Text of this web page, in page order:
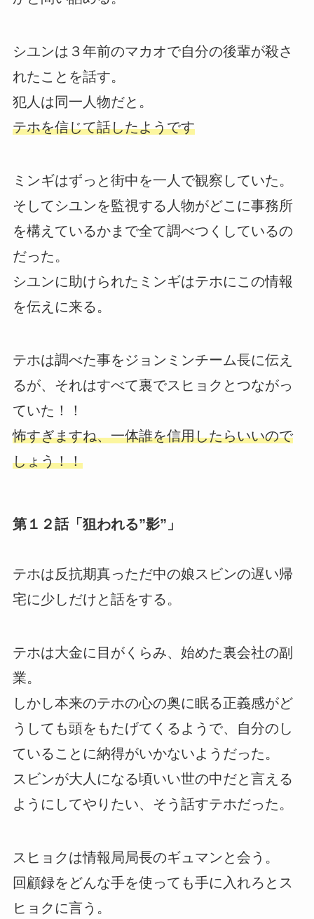
シユンは３年前のマカオで自分の後輩が殺さ
れたことを話す。
犯人は同一人物だと。
テホを信じて話したようです
ミンギはずっと街中を一人で観察していた。
そしてシユンを監視する人物がどこに事務所
を構えているかまで全て調べつくしているの
だった。
シユンに助けられたミンギはテホにこの情報
を伝えに来る。
テホは調べた事をジョンミンチーム長に伝え
るが、それはすべて裏でスヒョクとつながっ
ていた！！
怖すぎますね、一体誰を信用したらいいので
しょう！！
第１２話「狙われる”影”」
テホは反抗期真っただ中の娘スビンの遅い帰
宅に少しだけと話をする。
テホは大金に目がくらみ、始めた裏会社の副
業。
しかし本来のテホの心の奥に眠る正義感がど
うしても頭をもたげてくるようで、自分のし
ていることに納得がいかないようだった。
スビンが大人になる頃いい世の中だと言える
ようにしてやりたい、そう話すテホだった。
スヒョクは情報局局長のギュマンと会う。
回顧録をどんな手を使っても手に入れろとス
ヒョクに言う。